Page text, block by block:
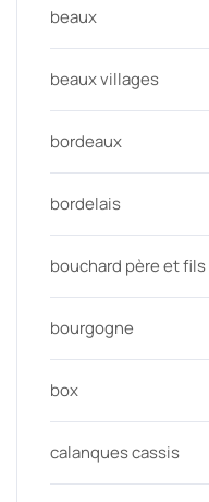
beaux
beaux villages
bordeaux
bordelais
bouchard père et fils
bourgogne
box
calanques cassis